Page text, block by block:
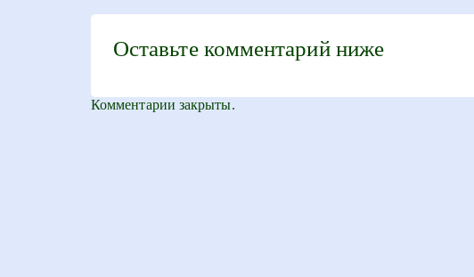
Оставьте комментарий ниже
Комментарии закрыты.